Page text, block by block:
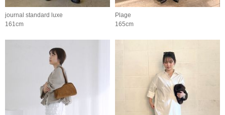
journal standard luxe
161cm
Plage
165cm